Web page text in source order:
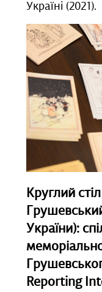
Україні (2021).
Круглий
України):
Reporting